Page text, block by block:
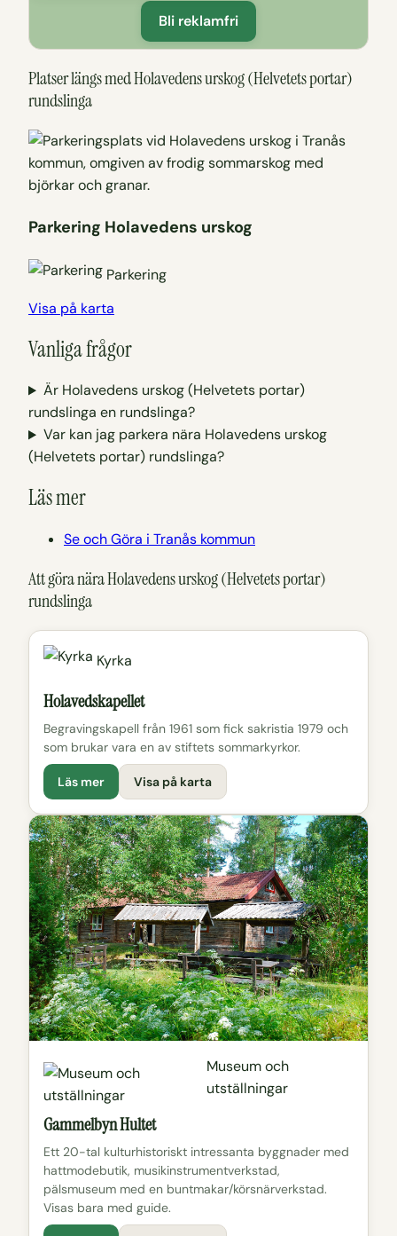
Bli reklamfri
Platser längs med Holavedens urskog (Helvetets portar)
rundslinga
Parkering Holavedens urskog
Parkering
Visa på karta
Vanliga frågor
Är Holavedens urskog (Helvetets portar)
rundslinga en rundslinga?
Var kan jag parkera nära Holavedens urskog
(Helvetets portar) rundslinga?
Läs mer
Se och Göra i Tranås kommun
Att göra nära Holavedens urskog (Helvetets portar)
rundslinga
Kyrka
Holavedskapellet
Begravingskapell från 1961 som fick sakristia 1979 och
som brukar vara en av stiftets sommarkyrkor.
Läs mer Visa på karta
Museum och
utställningar
Gammelbyn Hultet
Ett 20-tal kulturhistoriskt intressanta byggnader med
hattmodebutik, musikinstrumentverkstad,
pälsmuseum med en buntmakar/körsnärverkstad.
Visas bara med guide.